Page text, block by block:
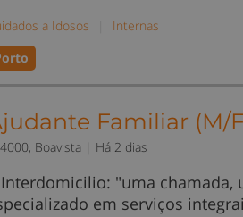
a Idosos
Internas
Familiar (M/
4000, Boavista | Há 2 dias
"uma chamada,
em serviços